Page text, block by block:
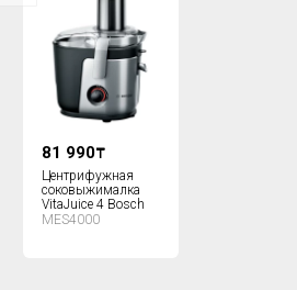
81 990₸
Центрифужная
соковыжималка
VitaJuice 4 Bosch
MES4000